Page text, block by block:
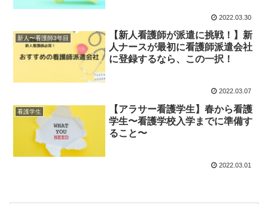
2022.03.30
新人〜看護師3年目
【新人看護師が派遣に挑戦！】新
人ナースが最初に看護師派遣会社
に登録するなら、この一択！
2022.03.07
看護学生
【アラサー看護学生】春から看護
学生〜看護学校入学までに準備す
ること〜
2022.03.01